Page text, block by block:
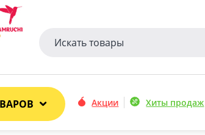
Акции Хиты продаж